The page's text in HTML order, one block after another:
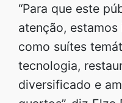
“Para que este
atenção,
como suítes
tecnologia,
diversificado e